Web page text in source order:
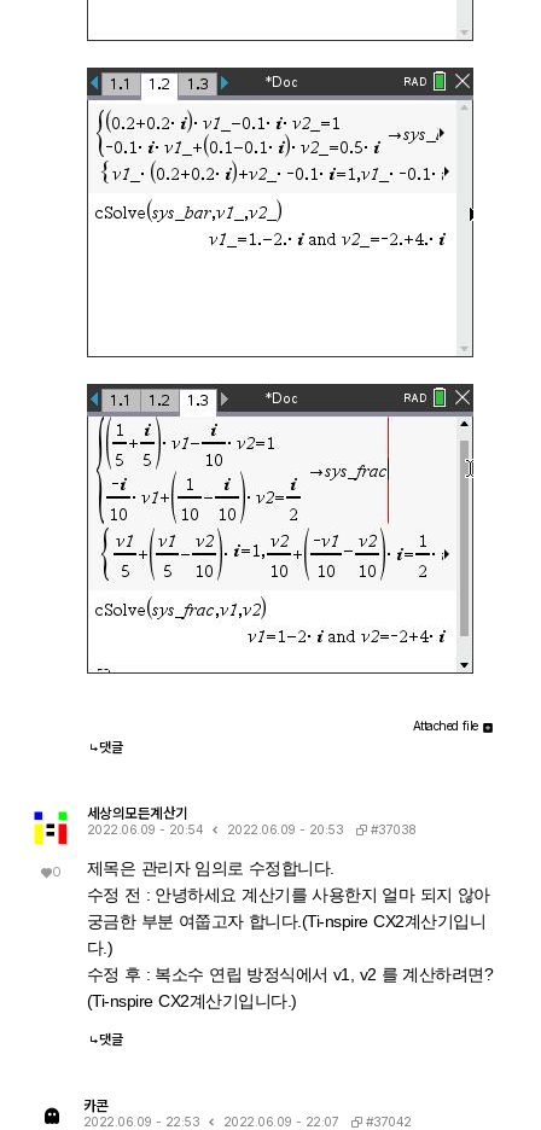
Attached file
댓글
0
세상의모든계산기
2022.06.09 - 20:54 2022.06.09 - 20:53 #37038
제목은 관리자 임의로 수정합니다.
수정 전 : 안녕하세요 계산기를 사용한지 얼마 되지 않아
궁금한 부분 여쭙고자 합니다.(Ti-nspire CX2계산기입니
다.)
수정 후 : 복소수 연립 방정식에서 v1, v2 를 계산하려면?
(Ti-nspire CX2계산기입니다.)
댓글
카콘
2022.06.09 - 22:53 2022.06.09 - 22:07 #37042